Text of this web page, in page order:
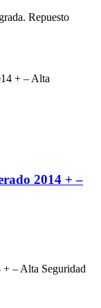
Repuesto
2014 + –
– Alta Seguridad